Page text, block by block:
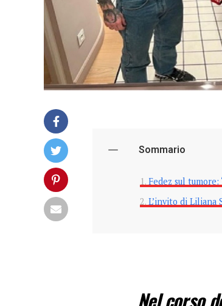
Sommario
Fedez sul
L’invito di Liliana
Nel corso